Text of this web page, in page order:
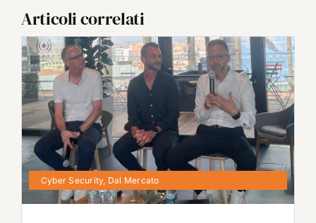
Articoli correlati
Cyber Security, Dal Mercato